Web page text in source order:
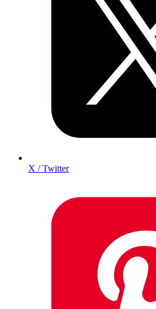
X / Twitter